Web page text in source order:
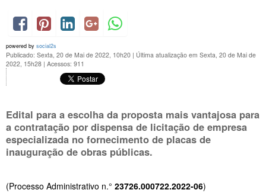
powered by social2s
Publicado: Sexta, 20 de Mai de 2022, 10h20 | Última atualização em Sexta, 20 de Mai de
2022, 15h28 | Acessos: 911
Edital para a escolha da proposta mais vantajosa para
a contratação por dispensa de licitação de empresa
especializada no fornecimento de placas de
inauguração de obras públicas.
(Processo Administrativo n.° 23726.000722.2022-06)